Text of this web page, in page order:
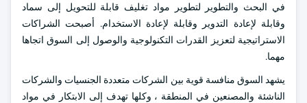
في البحث والتطوير لتطوير مواد تغليف قابلة للتحويل إلى سماد
وقابلة لإعادة التدوير وقابلة لإعادة الاستخدام. أصبحت الشراكات
الاستراتيجية لتعزيز القدرات التكنولوجية والوصول إلى السوق اتجاها
مهما.
يشهد السوق منافسة قوية بين الشركات متعددة الجنسيات والشركات
الناشئة والمصنعين في المنطقة ، وكلها تهدف إلى الابتكار في مواد